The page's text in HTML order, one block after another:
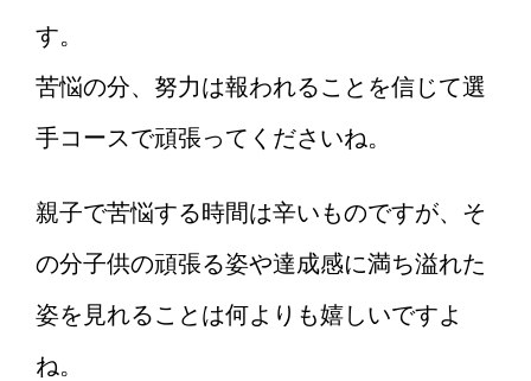
す。
苦悩の分、努力は報われることを信じて選
手コースで頑張ってくださいね。
親子で苦悩する時間は辛いものですが、そ
の分子供の頑張る姿や達成感に満ち溢れた
姿を見れることは何よりも嬉しいですよ
ね。